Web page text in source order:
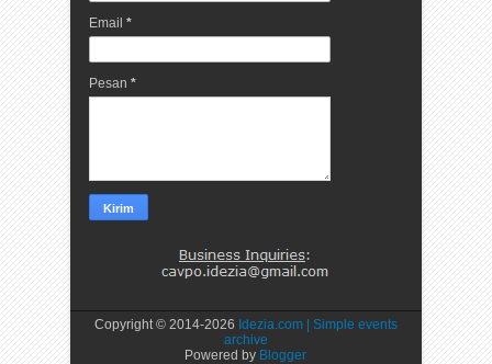
Email *
Pesan *
Copyright © 2014-2026 Idezia.com | Simple events
archive
Powered by Blogger